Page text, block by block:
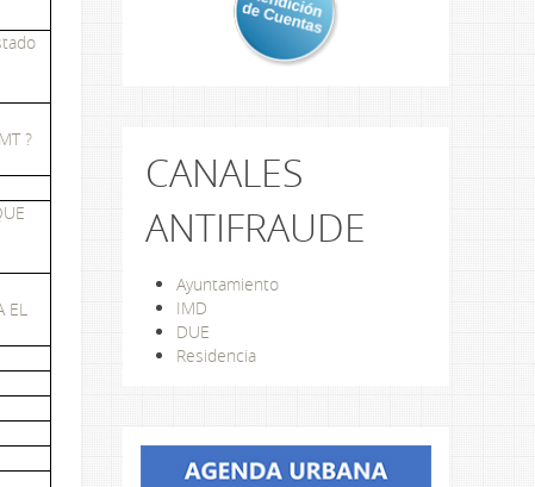
?
EL
CANALES
ANTIFRAUDE
Ayuntamiento
IMD
DUE
Residencia